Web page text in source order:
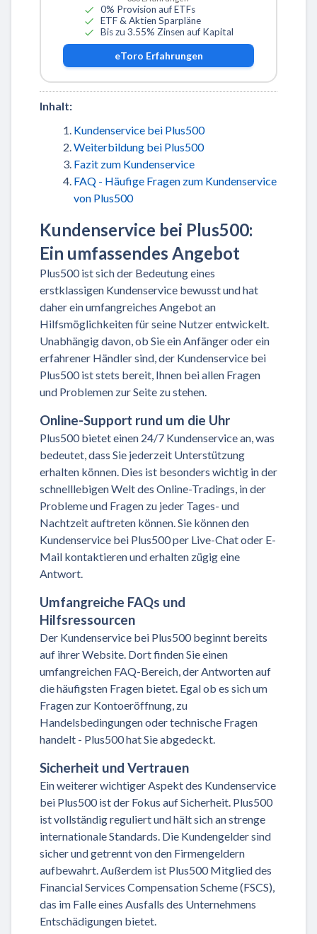
0% Provision auf ETFs
ETF & Aktien Sparpläne
Bis zu 3.55% Zinsen auf Kapital
eToro Erfahrungen
Inhalt:
Kundenservice bei Plus500
Weiterbildung bei Plus500
Fazit zum Kundenservice
FAQ - Häufige Fragen zum Kundenservice
von Plus500
Kundenservice bei Plus500:
Ein umfassendes Angebot
Plus500 ist sich der Bedeutung eines
erstklassigen Kundenservice bewusst und hat
daher ein umfangreiches Angebot an
Hilfsmöglichkeiten für seine Nutzer entwickelt.
Unabhängig davon, ob Sie ein Anfänger oder ein
erfahrener Händler sind, der Kundenservice bei
Plus500 ist stets bereit, Ihnen bei allen Fragen
und Problemen zur Seite zu stehen.
Online-Support rund um die Uhr
Plus500 bietet einen 24/7 Kundenservice an, was
bedeutet, dass Sie jederzeit Unterstützung
erhalten können. Dies ist besonders wichtig in der
schnelllebigen Welt des Online-Tradings, in der
Probleme und Fragen zu jeder Tages- und
Nachtzeit auftreten können. Sie können den
Kundenservice bei Plus500 per Live-Chat oder E-
Mail kontaktieren und erhalten zügig eine
Antwort.
Umfangreiche FAQs und
Hilfsressourcen
Der Kundenservice bei Plus500 beginnt bereits
auf ihrer Website. Dort finden Sie einen
umfangreichen FAQ-Bereich, der Antworten auf
die häufigsten Fragen bietet. Egal ob es sich um
Fragen zur Kontoeröffnung, zu
Handelsbedingungen oder technische Fragen
handelt - Plus500 hat Sie abgedeckt.
Sicherheit und Vertrauen
Ein weiterer wichtiger Aspekt des Kundenservice
bei Plus500 ist der Fokus auf Sicherheit. Plus500
ist vollständig reguliert und hält sich an strenge
internationale Standards. Die Kundengelder sind
sicher und getrennt von den Firmengeldern
aufbewahrt. Außerdem ist Plus500 Mitglied des
Financial Services Compensation Scheme (FSCS),
das im Falle eines Ausfalls des Unternehmens
Entschädigungen bietet.